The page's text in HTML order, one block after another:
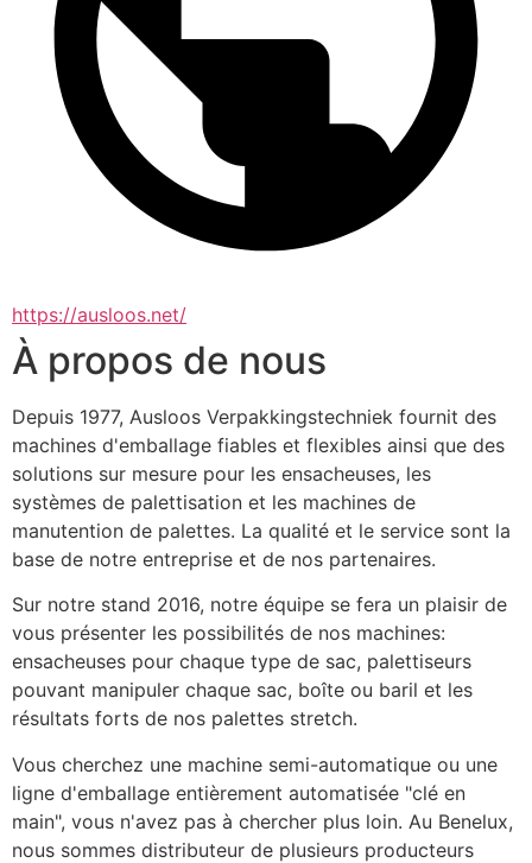
https://ausloos.net/
À propos de nous
Depuis 1977, Ausloos Verpakkingstechniek fournit des
machines d'emballage fiables et flexibles ainsi que des
solutions sur mesure pour les ensacheuses, les
systèmes de palettisation et les machines de
manutention de palettes. La qualité et le service sont la
base de notre entreprise et de nos partenaires.
Sur notre stand 2016, notre équipe se fera un plaisir de
vous présenter les possibilités de nos machines:
ensacheuses pour chaque type de sac, palettiseurs
pouvant manipuler chaque sac, boîte ou baril et les
résultats forts de nos palettes stretch.
Vous cherchez une machine semi-automatique ou une
ligne d'emballage entièrement automatisée "clé en
main", vous n'avez pas à chercher plus loin. Au Benelux,
nous sommes distributeur de plusieurs producteurs